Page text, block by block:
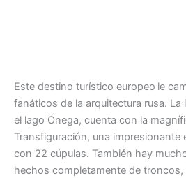
Este destino turístico europeo le
fanáticos de la arquitectura rusa. La
el lago Onega, cuenta con la
Transfiguración, una impresionante
con 22 cúpulas. También hay
hechos completamente de troncos,